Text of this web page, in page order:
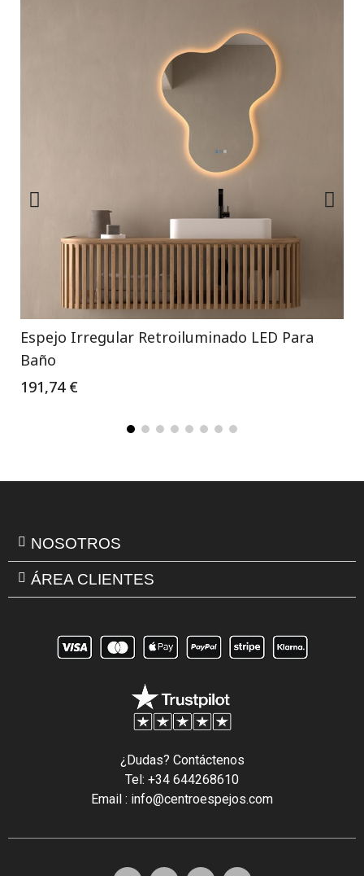
Espejo Irregular Retroiluminado LED Para
Baño
191,74 €
NOSOTROS
ÁREA CLIENTES
¿Dudas? Contáctenos
Tel: +34 644268610
Email : info@centroespejos.com